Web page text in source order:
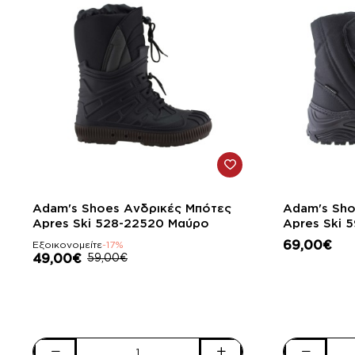
-17%
Adam's Shoes Ανδρικές Μπότες
Apres Ski 528-22520 Μαύρο
Εξοικονομείτε-17%
49,00€ 59,00€
Adam's
69,00€